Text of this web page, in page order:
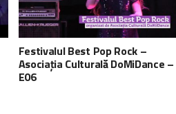
Festivalul Best Pop Rock –
Asociația Culturală DoMiDance –
E06